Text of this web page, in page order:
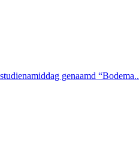
genaamd “Bodema..